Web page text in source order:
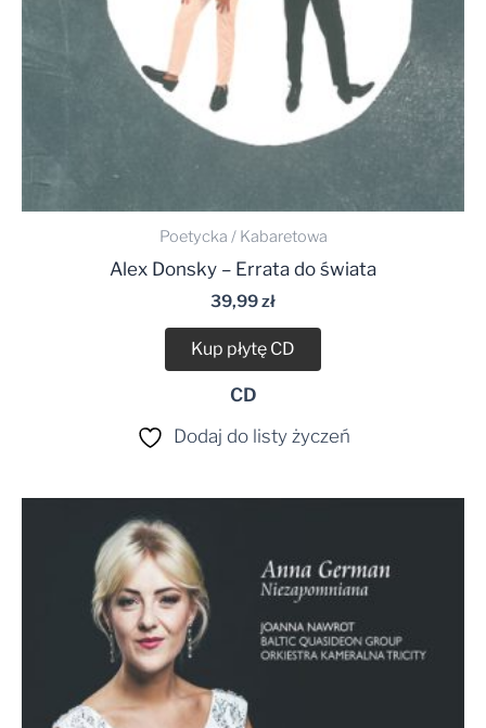
Poetycka / Kabaretowa
Alex Donsky – Errata do świata
39,99zł
Kup płytę CD
CD
Dodaj do listy życzeń